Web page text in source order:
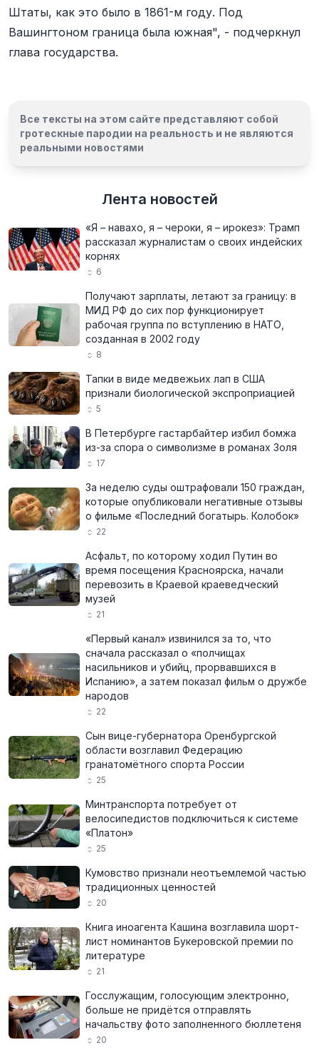
Штаты, как это было в 1861-м году. Под
Вашингтоном граница была южная", - подчеркнул
глава государства.
Все тексты на этом сайте представляют собой
гротескные пародии на реальность и не являются
реальными новостями
Лента новостей
«Я – навахо, я – чероки, я – ирокез»: Трамп
рассказал журналистам о своих индейских
корнях
6
Получают зарплаты, летают за границу: в
МИД РФ до сих пор функционирует
рабочая группа по вступлению в НАТО,
созданная в 2002 году
8
Тапки в виде медвежьих лап в США
признали биологической экспроприацией
5
В Петербурге гастарбайтер избил бомжа
из-за спора о символизме в романах Золя
17
За неделю суды оштрафовали 150 граждан,
которые опубликовали негативные отзывы
о фильме «Последний богатырь. Колобок»
22
Асфальт, по которому ходил Путин во
время посещения Красноярска, начали
перевозить в Краевой краеведческий
музей
21
«Первый канал» извинился за то, что
сначала рассказал о «полчищах
насильников и убийц, прорвавшихся в
Испанию», а затем показал фильм о дружбе
народов
22
Сын вице-губернатора Оренбургской
области возглавил Федерацию
гранатомётного спорта России
25
Минтранспорта потребует от
велосипедистов подключиться к системе
«Платон»
25
Кумовство признали неотъемлемой частью
традиционных ценностей
20
Книга иноагента Кашина возглавила шорт-
лист номинантов Букеровской премии по
литературе
21
Госслужащим, голосующим электронно,
больше не придётся отправлять
начальству фото заполненного бюллетеня
20